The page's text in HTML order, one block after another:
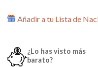
Añadir a tu Lista de
¿Lo has visto más
barato?